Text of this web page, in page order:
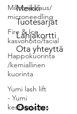
Mikroneulaus/
microneedling
Fire & Ice
kasvohoito/facial
Happokuorinta
/kemiallinen
kuorinta
Yumi lash lift
- Yumi
kestotaivutus
Meikki
Tuotesarjat
Lahjakortti
Ota yhteyttä
Osoite: